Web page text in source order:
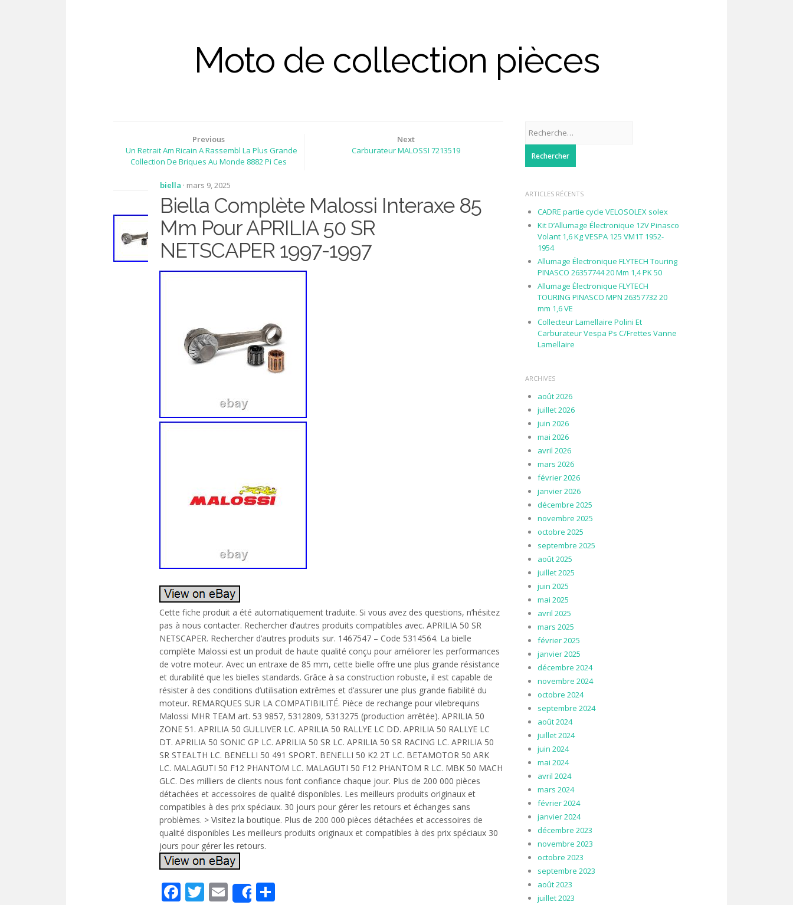
Moto de collection pièces
Previous
Un Retrait Am Ricain A Rassembl La Plus Grande
Collection De Briques Au Monde 8882 Pi Ces
Next
Carburateur MALOSSI 7213519
biella · mars 9, 2025
Biella Complète Malossi Interaxe 85
Mm Pour APRILIA 50 SR
NETSCAPER 1997-1997
Cette fiche produit a été automatiquement traduite. Si vous avez des questions, n’hésitez
pas à nous contacter. Rechercher d’autres produits compatibles avec. APRILIA 50 SR
NETSCAPER. Rechercher d’autres produits sur. 1467547 – Code 5314564. La bielle
complète Malossi est un produit de haute qualité conçu pour améliorer les performances
de votre moteur. Avec un entraxe de 85 mm, cette bielle offre une plus grande résistance
et durabilité que les bielles standards. Grâce à sa construction robuste, il est capable de
résister à des conditions d’utilisation extrêmes et d’assurer une plus grande fiabilité du
moteur. REMARQUES SUR LA COMPATIBILITÉ. Pièce de rechange pour vilebrequins
Malossi MHR TEAM art. 53 9857, 5312809, 5313275 (production arrêtée). APRILIA 50
ZONE 51. APRILIA 50 GULLIVER LC. APRILIA 50 RALLYE LC DD. APRILIA 50 RALLYE LC
DT. APRILIA 50 SONIC GP LC. APRILIA 50 SR LC. APRILIA 50 SR RACING LC. APRILIA 50
SR STEALTH LC. BENELLI 50 491 SPORT. BENELLI 50 K2 2T LC. BETAMOTOR 50 ARK
LC. MALAGUTI 50 F12 PHANTOM LC. MALAGUTI 50 F12 PHANTOM R LC. MBK 50 MACH
GLC. Des milliers de clients nous font confiance chaque jour. Plus de 200 000 pièces
détachées et accessoires de qualité disponibles. Les meilleurs produits originaux et
compatibles à des prix spéciaux. 30 jours pour gérer les retours et échanges sans
problèmes. > Visitez la boutique. Plus de 200 000 pièces détachées et accessoires de
qualité disponibles Les meilleurs produits originaux et compatibles à des prix spéciaux 30
jours pour gérer les retours.
Facebook
Twitter
Email
Share
ARTICLES RÉCENTS
CADRE partie cycle VELOSOLEX solex
Kit D’Allumage Électronique 12V Pinasco
Volant 1,6 Kg VESPA 125 VM1T 1952-
1954
Allumage Électronique FLYTECH Touring
PINASCO 26357744 20 Mm 1,4 PK 50
Allumage Électronique FLYTECH
TOURING PINASCO MPN 26357732 20
mm 1,6 VE
Collecteur Lamellaire Polini Et
Carburateur Vespa Ps C/Frettes Vanne
Lamellaire
ARCHIVES
août 2026
juillet 2026
juin 2026
mai 2026
avril 2026
mars 2026
février 2026
janvier 2026
décembre 2025
novembre 2025
octobre 2025
septembre 2025
août 2025
juillet 2025
juin 2025
mai 2025
avril 2025
mars 2025
février 2025
janvier 2025
décembre 2024
novembre 2024
octobre 2024
septembre 2024
août 2024
juillet 2024
juin 2024
mai 2024
avril 2024
mars 2024
février 2024
janvier 2024
décembre 2023
novembre 2023
octobre 2023
septembre 2023
août 2023
juillet 2023